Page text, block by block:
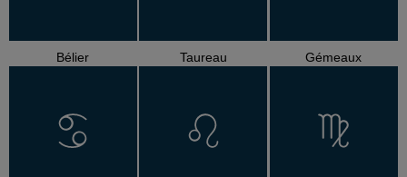
Bélier Taureau Gémeaux